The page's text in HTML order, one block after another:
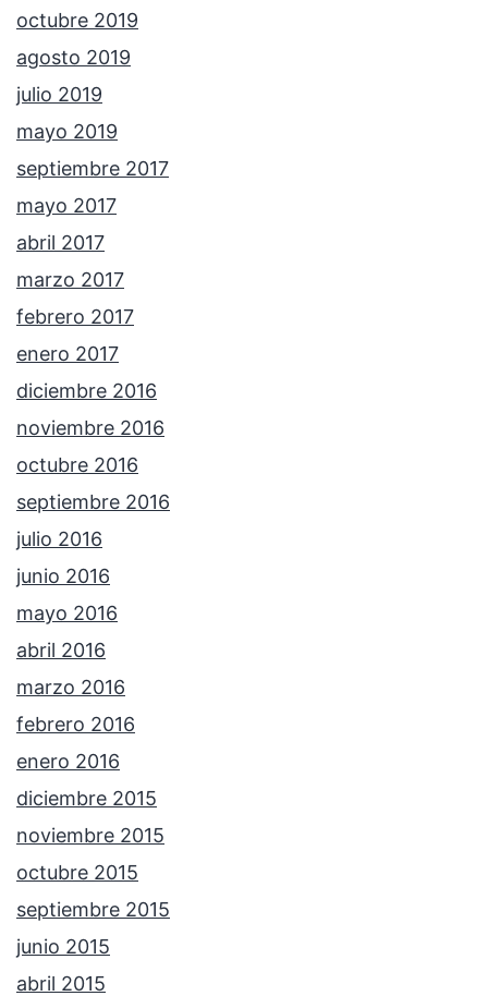
octubre 2019
agosto 2019
julio 2019
mayo 2019
septiembre 2017
mayo 2017
abril 2017
marzo 2017
febrero 2017
enero 2017
diciembre 2016
noviembre 2016
octubre 2016
septiembre 2016
julio 2016
junio 2016
mayo 2016
abril 2016
marzo 2016
febrero 2016
enero 2016
diciembre 2015
noviembre 2015
octubre 2015
septiembre 2015
junio 2015
abril 2015